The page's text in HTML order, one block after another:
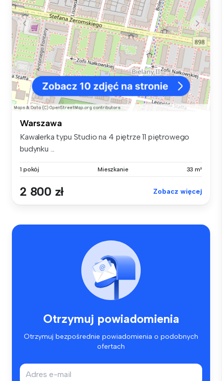
Warszawa
Kawalerka typu Studio na 4 piętrze 11 piętrowego
budynku ...
1 pokój Mieszkanie 33 m²
2 800 zł Zobacz więcej
Otrzymuj powiadomienia
Otrzymuj bezpośrednie powiadomienia o podobnych
ofertach